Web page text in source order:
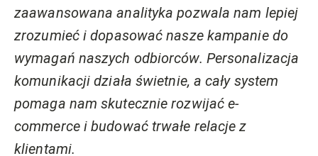
zaawansowana analityka pozwala nam lepiej
zrozumieć i dopasować nasze kampanie do
wymagań naszych odbiorców. Personalizacja
komunikacji działa świetnie, a cały system
pomaga nam skutecznie rozwijać e-
commerce i budować trwałe relacje z
klientami.